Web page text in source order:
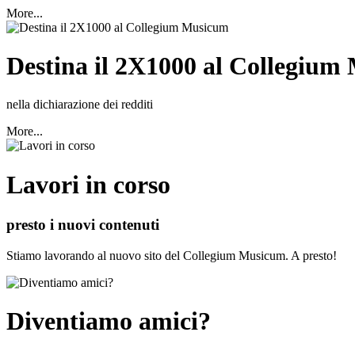
More...
Destina il 2X1000 al Collegium
nella dichiarazione dei redditi
More...
Lavori in corso
presto i nuovi contenuti
Stiamo lavorando al nuovo sito del Collegium Musicum. A presto!
Diventiamo amici?